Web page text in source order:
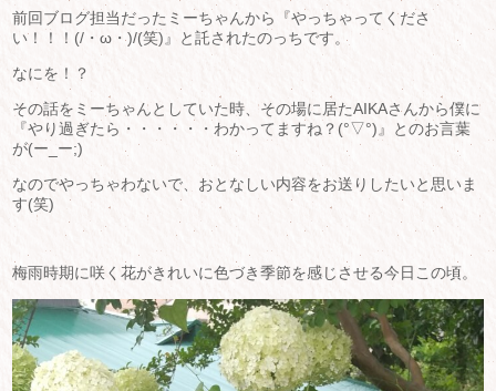
前回ブログ担当だったミーちゃんから『やっちゃってくださ
い！！！(/・ω・)/(笑)』と託されたのっちです。
なにを！？
その話をミーちゃんとしていた時、その場に居たAIKAさんから僕に
『やり過ぎたら・・・・・・わかってますね？(°▽°)』とのお言葉
が(ー_ー;)
なのでやっちゃわないで、おとなしい内容をお送りしたいと思いま
す(笑)
梅雨時期に咲く花がきれいに色づき季節を感じさせる今日この頃。